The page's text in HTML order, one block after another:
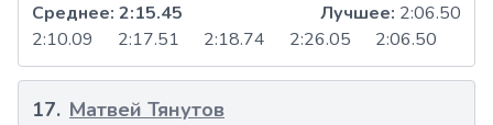
2:10.09 2:17.51 2:18.74 2:26.05 2:06.50
Среднее: 2:15.45 Лучшее: 2:06.50
17. Матвей Тянутов